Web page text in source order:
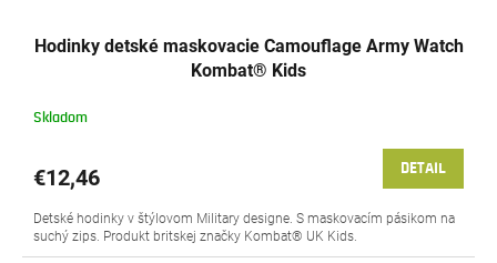
Hodinky detské maskovacie Camouflage Army Watch
Kombat® Kids
Skladom
€12,46 DETAIL
Detské hodinky v štýlovom Military designe. S maskovacím pásikom na
suchý zips. Produkt britskej značky Kombat® UK Kids.